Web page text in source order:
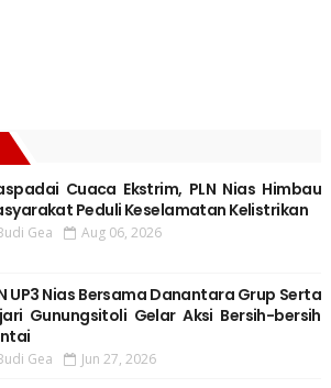
Cuaca Ekstrim, PLN Nias Himbau
Peduli Keselamatan Kelistrikan
Gea Aug 06, 2026
UP3 Nias Bersama Danantara Grup Serta
Gunungsitoli Gelar Aksi Bersih-bersih
Gea Jun 27, 2026